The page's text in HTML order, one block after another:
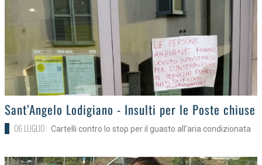
>
Sant’Angelo Lodigiano - Insulti per le Poste chiuse
06 LUGLIO Cartelli contro lo stop per il guasto all’aria condizionata